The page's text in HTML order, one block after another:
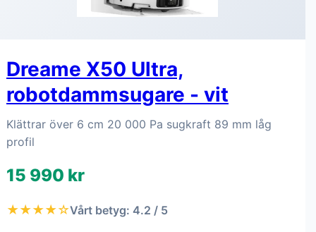
Dreame X50 Ultra,
robotdammsugare - vit
Klättrar över 6 cm 20 000 Pa sugkraft 89 mm låg
profil
15 990 kr
★★★★☆Vårt betyg: 4.2 / 5